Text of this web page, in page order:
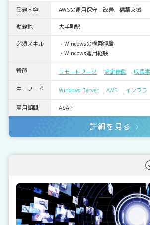
業務内容 AWSの運用保守・改善、構築支援
勤務地 大手町駅
必須スキル
・Windowsの構築経験
・Windows運用経験
特徴 リモートワーク 安定稼働 成長
キーワード Windows Server AWS インフラ
雇用期間 ASAP
詳細を見る